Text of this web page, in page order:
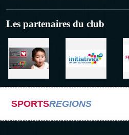
Les partenaires du club
SPORTSREGIONS